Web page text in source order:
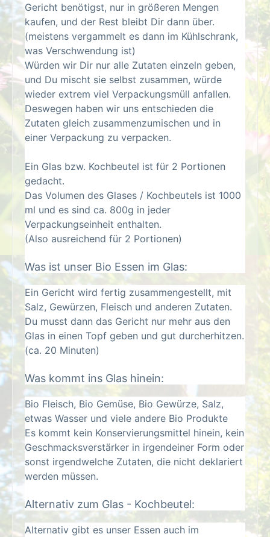
Gericht benötigst, nur in größeren Mengen
kaufen, und der Rest bleibt Dir dann über.
(meistens vergammelt es dann im Kühlschrank,
was Verschwendung ist)
Würden wir Dir nur alle Zutaten einzeln geben,
und Du mischt sie selbst zusammen, würde
wieder extrem viel Verpackungsmüll anfallen.
Deswegen haben wir uns entschieden die
Zutaten gleich zusammenzumischen und in
einer Verpackung zu verpacken.
Ein Glas bzw. Kochbeutel ist für 2 Portionen
gedacht.
Das Volumen des Glases / Kochbeutels ist 1000
ml und es sind ca. 800g in jeder
Verpackungseinheit enthalten.
(Also ausreichend für 2 Portionen)
Was ist unser Bio Essen im Glas:
Ein Gericht wird fertig zusammengestellt, mit
Salz, Gewürzen, Fleisch und anderen Zutaten.
Du musst dann das Gericht nur mehr aus den
Glas in einen Topf geben und gut durcherhitzen.
(ca. 20 Minuten)
Was kommt ins Glas hinein:
Bio Fleisch, Bio Gemüse, Bio Gewürze, Salz,
etwas Wasser und viele andere Bio Produkte
Es kommt kein Konservierungsmittel hinein, kein
Geschmacksverstärker in irgendeiner Form oder
sonst irgendwelche Zutaten, die nicht deklariert
werden müssen.
Alternativ zum Glas - Kochbeutel:
Alternativ gibt es unser Essen auch im